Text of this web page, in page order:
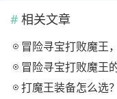
相关文章
冒险寻宝打败魔王
冒险寻宝打败魔王
打魔王装备怎么选